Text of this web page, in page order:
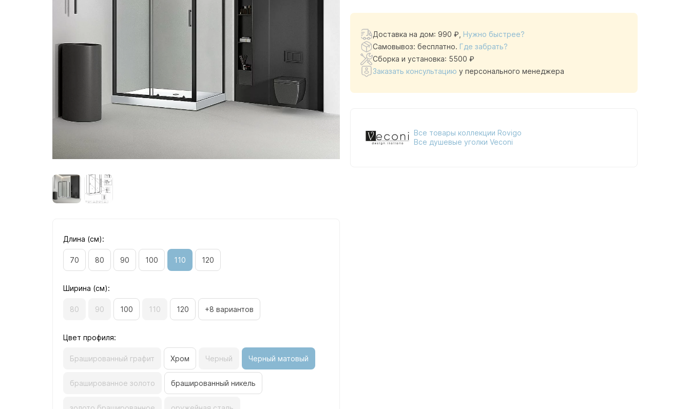
Длина (см):
70 80 90 100 110 120
Ширина (см):
80 90 100 110 120 +8 вариантов
Цвет профиля:
Брашированный графит Хром Черный Черный матовый
брашированное золото брашированный никель
Доставка на дом: 990 ₽ Нужно быстрее?
Самовывоз: бесплатно. Где забрать?
Сборка и установка: 5500 ₽
Заказать консультацию у персонального менеджера
Все товары коллекции Rovigo
Все душевые уголки Veconi